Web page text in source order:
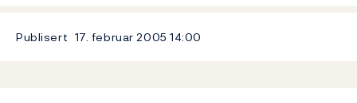
Publisert 17. februar 200514:00